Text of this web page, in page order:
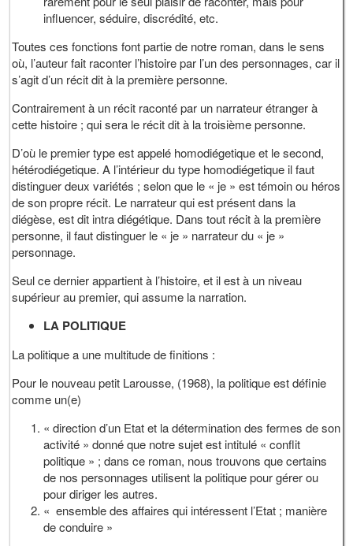
influencer, séduire, discrédité, etc.
Toutes ces fonctions font partie de notre roman, dans le sens
où, l’auteur fait raconter l’histoire par l’un des personnages, car il
s’agit d’un récit dit à la première personne.
Contrairement à un récit raconté par un narrateur étranger à
cette histoire ; qui sera le récit dit à la troisième personne.
D’où le premier type est appelé homodiégetique et le second,
hétérodiégetique. A l’intérieur du type homodiégetique il faut
distinguer deux variétés ; selon que le « je » est témoin ou héros
de son propre récit. Le narrateur qui est présent dans la
diégèse, est dit intra diégétique. Dans tout récit à la première
personne, il faut distinguer le « je » narrateur du « je »
personnage.
Seul ce dernier appartient à l’histoire, et il est à un niveau
supérieur au premier, qui assume la narration.
LA POLITIQUE
La politique a une multitude de finitions :
Pour le nouveau petit Larousse, (1968), la politique est définie
comme un(e)
« direction d’un Etat et la détermination des fermes de son
activité » donné que notre sujet est intitulé « conflit
politique » ; dans ce roman, nous trouvons que certains
de nos personnages utilisent la politique pour gérer ou
pour diriger les autres.
« ensemble des affaires qui intéressent l’Etat ; manière
de conduire »